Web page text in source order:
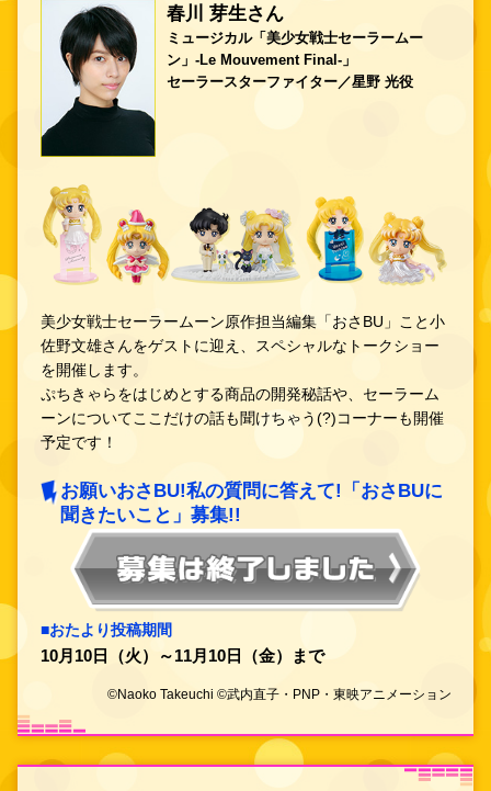
春川 芽生さん
ミュージカル「美少女戦士セーラームー
ン」-Le Mouvement Final-」
セーラースターファイター／星野 光役
美少女戦士セーラームーン原作担当編集「おさBU」こと小
佐野文雄さんをゲストに迎え、スペシャルなトークショー
を開催します。
ぷちきゃらをはじめとする商品の開発秘話や、セーラーム
ーンについてここだけの話も聞けちゃう(?)コーナーも開催
予定です！
お願いおさBU!私の質問に答えて!「おさBUに
聞きたいこと」募集!!
■おたより投稿期間
10月10日（火）～11月10日（金）まで
©Naoko Takeuchi ©武内直子・PNP・東映アニメーション